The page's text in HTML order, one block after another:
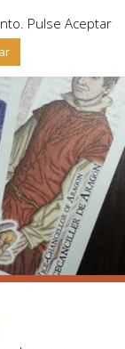
Pulse Aceptar